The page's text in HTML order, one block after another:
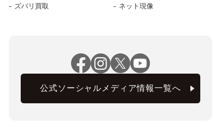
ズバリ買取 ネット現像
公式ソーシャルメディア情報一覧へ